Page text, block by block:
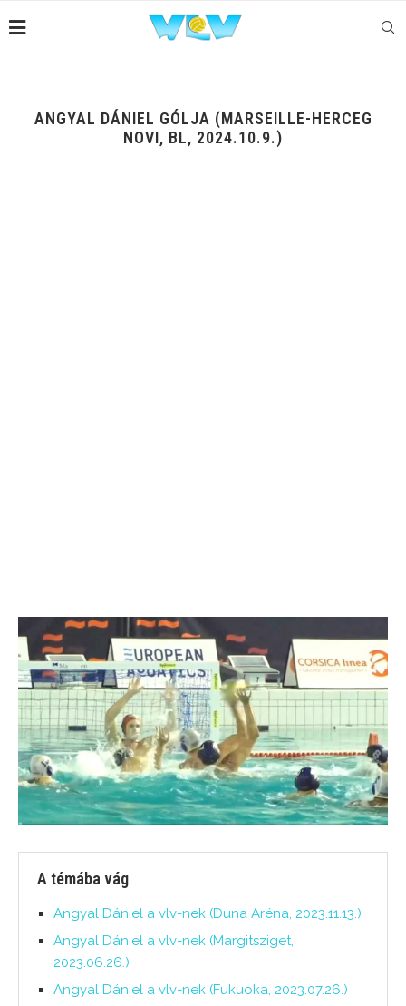
ANGYAL DÁNIEL GÓLJA (MARSEILLE-HERCEG
NOVI, BL, 2024.10.9.)
A témába vág
Angyal Dániel a vlv-nek (Duna Aréna, 2023.11.13.)
Angyal Dániel a vlv-nek (Margitsziget,
2023.06.26.)
Angyal Dániel a vlv-nek (Fukuoka, 2023.07.26.)